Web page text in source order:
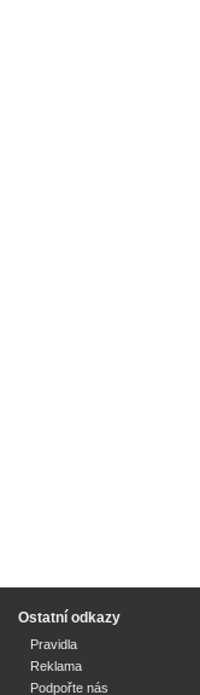
Ostatní odkazy
Pravidla
Reklama
Podpořte nás